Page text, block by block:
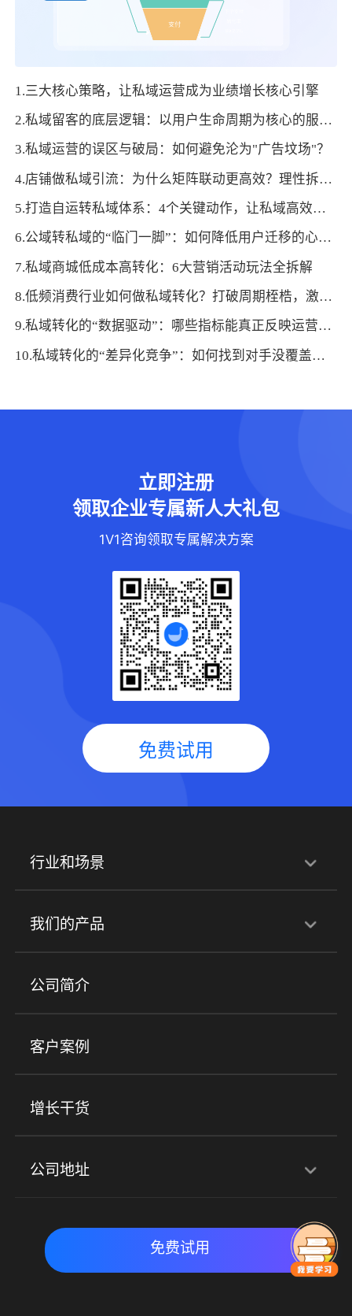
1.三大核心策略，让私域运营成为业绩增长核心引擎
2.私域留客的底层逻辑：以用户生命周期为核心的服务设计
3.私域运营的误区与破局：如何避免沦为"广告坟场"？
4.店铺做私域引流：为什么矩阵联动更高效？理性拆解集中发力的优势
5.打造自运转私域体系：4个关键动作，让私域高效循环
6.公域转私域的“临门一脚”：如何降低用户迁移的心理门槛
7.私域商城低成本高转化：6大营销活动玩法全拆解
8.低频消费行业如何做私域转化？打破周期桎梏，激活长期价值
9.私域转化的“数据驱动”：哪些指标能真正反映运营效果？
10.私域转化的“差异化竞争”：如何找到对手没覆盖的用户需求点
立即注册
领取企业专属新人大礼包
1V1咨询领取专属解决方案
免费试用
行业和场景
行业解决方案
培训机构 职业技能培训 兴趣培训
金融行业
心理机构
实时私域带货 数字化运营
我们的产品
产品
小程序商城 ERP 企微SCRM
社群圈子
公司简介
客户案例
增长干货
公司地址
北京地址：北京市朝阳区朝外大街乙6号23层
免费试用